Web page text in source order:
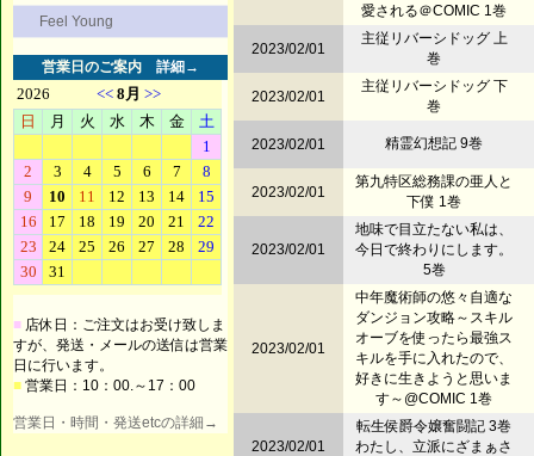
Feel Young
営業日のご案内 詳細→
■ 店休日：ご注文はお受け致しま
すが、発送・メールの送信は営業
日に行います。
■ 営業日：10：00.～17：00
営業日・時間・発送etcの詳細→
愛される＠COMIC 1巻
2023/02/01
主従リバーシドッグ 上
巻
2023/02/01
主従リバーシドッグ 下
巻
2023/02/01 精霊幻想記 9巻
2023/02/01
第九特区総務課の亜人と
下僕 1巻
2023/02/01
地味で目立たない私は、
今日で終わりにします。
5巻
2023/02/01
中年魔術師の悠々自適な
ダンジョン攻略～スキル
オーブを使ったら最強ス
キルを手に入れたので、
好きに生きようと思いま
す～@COMIC 1巻
2023/02/01
転生侯爵令嬢奮闘記 3巻
わたし、立派にざまぁさ